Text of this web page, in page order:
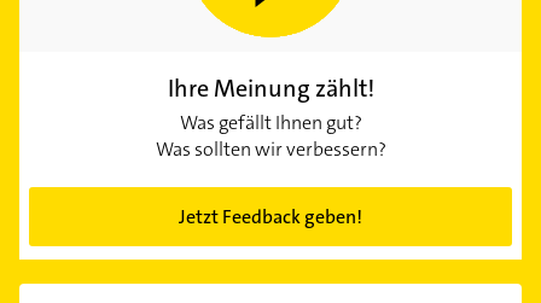
Ihre Meinung zählt!
Was gefällt Ihnen gut?
Was sollten wir verbessern?
Jetzt Feedback geben!